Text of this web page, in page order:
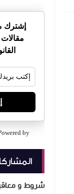
إشترك
by
شروط و